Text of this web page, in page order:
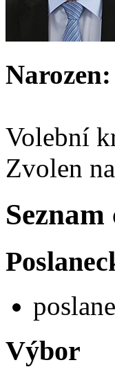
Volební
Zvolen
Výbor